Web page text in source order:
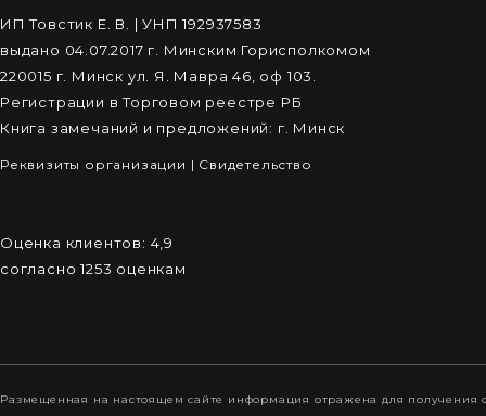
ИП Товстик Е. В. | УНП 192937583
выдано 04.07.2017 г. Минским Горисполкомом
220015 г. Минск ул. Я. Мавра 46, оф 103.
Регистрации в Торговом реестре РБ
Книга замечаний и предложений: г. Минск
Реквизиты организации | Cвидетельство
Оценка клиентов: 4,9
согласно1253 оценкам
Размещенная на настоящем сайте информация отражена для